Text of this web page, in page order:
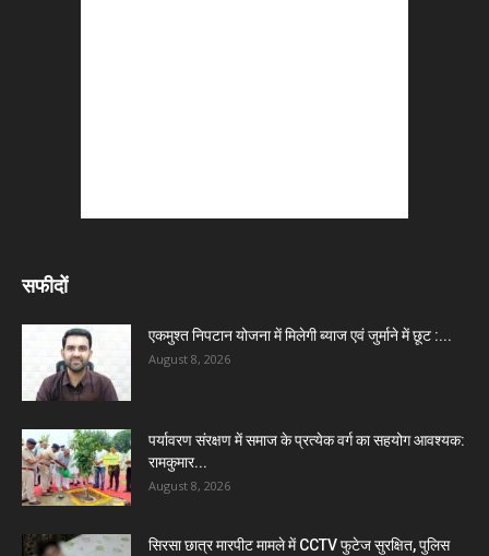
सफीदों
एकमुश्त निपटान योजना में मिलेगी ब्याज एवं जुर्माने में छूट :...
August 8, 2026
पर्यावरण संरक्षण में समाज के प्रत्येक वर्ग का सहयोग आवश्यक:
रामकुमार...
August 8, 2026
सिरसा छात्र मारपीट मामले में CCTV फुटेज सुरक्षित, पुलिस